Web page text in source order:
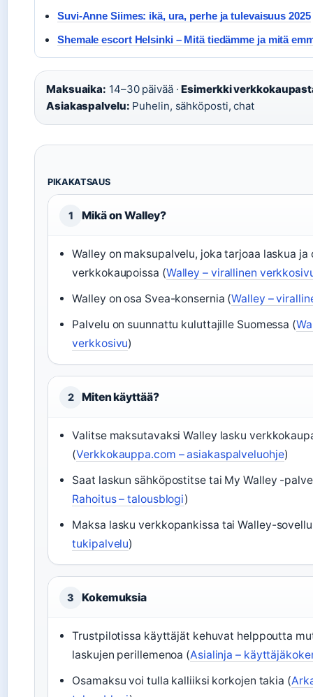
Suvi-Anne Siimes: ikä, ura, perhe ja tulevaisuus 2025
Shemale escort Helsinki – Mitä tiedämme ja mitä
Maksuaika: 14–30 päivää ·Esimerkki
Asiakaspalvelu: Puhelin, sähköposti, chat
PIKAKATSAUS
1 Mikä on Walley?
Walley on maksupalvelu, joka tarjoaa laskua ja
verkkokaupoissa (Walley – virallinen
Walley on osa Svea-konsernia (Walley –
Palvelu on suunnattu kuluttajille Suomessa (
verkkosivu)
2 Miten käyttää?
Valitse maksutavaksi Walley lasku
(Verkkokauppa.com – asiakaspalveluohje)
Saat laskun sähköpostitse tai My Walley -
Rahoitus – talousblogi)
Maksa lasku verkkopankissa tai Walley-
tukipalvelu)
3 Kokemuksia
Trustpilotissa käyttäjät kehuvat helppoutta
laskujen perillemenoa (Asialinja –
Osamaksu voi tulla kalliiksi korkojen takia (